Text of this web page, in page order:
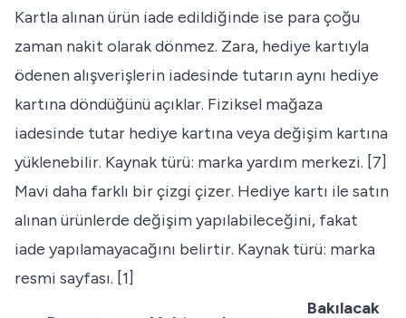
Kartla alınan ürün iade edildiğinde ise para çoğu
zaman nakit olarak dönmez. Zara, hediye kartıyla
ödenen alışverişlerin iadesinde tutarın aynı hediye
kartına döndüğünü açıklar. Fiziksel mağaza
iadesinde tutar hediye kartına veya değişim kartına
yüklenebilir. Kaynak türü: marka yardım merkezi. [7]
Mavi daha farklı bir çizgi çizer. Hediye kartı ile satın
alınan ürünlerde değişim yapılabileceğini, fakat
iade yapılamayacağını belirtir. Kaynak türü: marka
resmi sayfası. [1]
Bakılacak